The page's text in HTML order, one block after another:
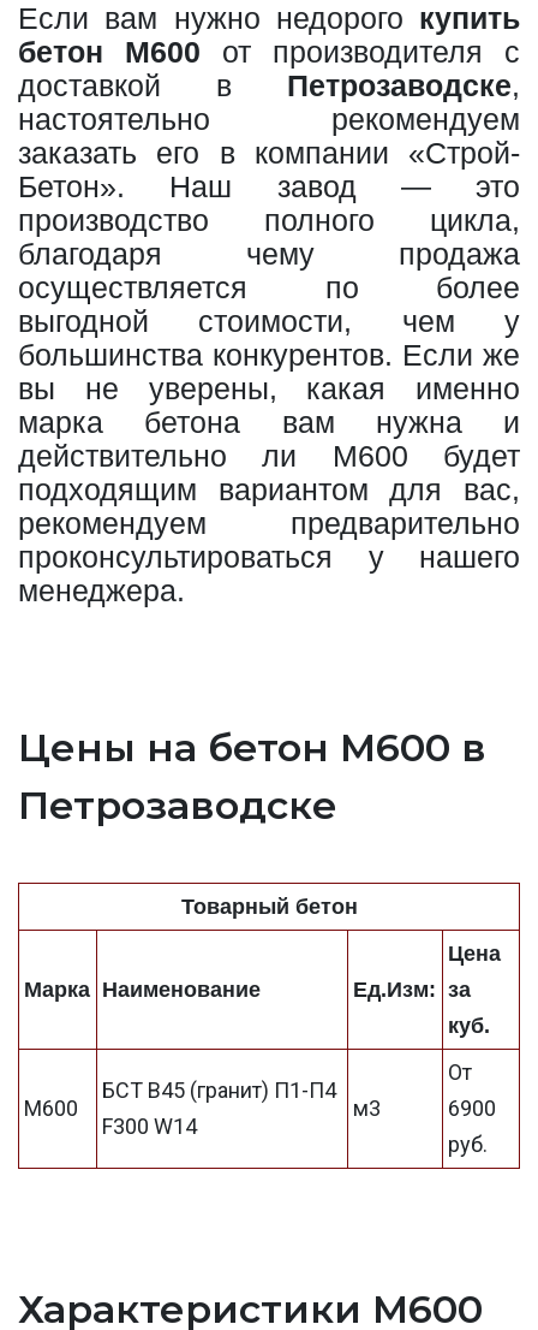
Если вам нужно недорого купить
бетон М600 от производителя с
доставкой в Петрозаводске,
настоятельно рекомендуем
заказать его в компании «Строй-
Бетон». Наш завод — это
производство полного цикла,
благодаря чему продажа
осуществляется по более
выгодной стоимости, чем у
большинства конкурентов. Если же
вы не уверены, какая именно
марка бетона вам нужна и
действительно ли М600 будет
подходящим вариантом для вас,
рекомендуем предварительно
проконсультироваться у нашего
менеджера.
Цены на бетон М600 в
Петрозаводске
Товарный бетон
Марка Наименование Ед.Изм:
Цена
за
куб.
М600
БСТ В45 (гранит) П1-П4
F300 W14
м3
От
6900
руб.
Характеристики М600